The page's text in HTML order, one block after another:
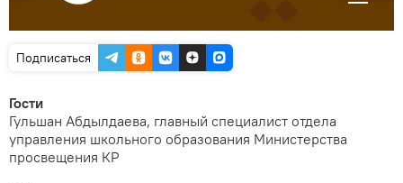
Подписаться
Гости
Гульшан Абдылдаева, главный специалист отдела
управления школьного образования Министерства
просвещения КР